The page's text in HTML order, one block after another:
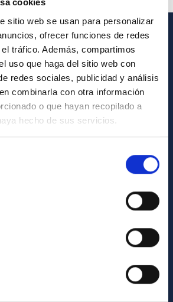
cookies
sitio web se usan para personalizar
ofrecer funciones de redes
tráfico. Además, compartimos
uso que haga del sitio web con
redes sociales, publicidad y análisis
combinarla con otra información
o que hayan recopilado a
hecho de sus servicios.
diversity